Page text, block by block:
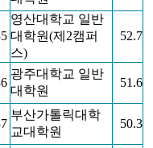
영산대학교 일반
대학원(제2캠퍼
스)
52.7
광주대학교 일반
대학원
51.6
부산가톨릭대학
교대학원
50.3